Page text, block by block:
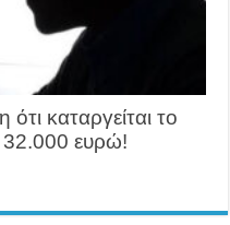
καταργείται το
ευρώ!